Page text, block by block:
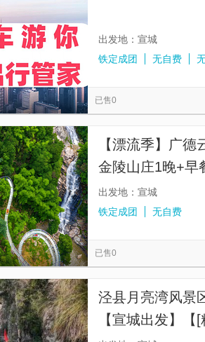
出发地：宣城
铁定成团
无自费
已售0
【漂流季】广
金陵山庄1晚+早
出发地：宣城
铁定成团
无自费
已售0
泾县月亮湾风景
【宣城出发】